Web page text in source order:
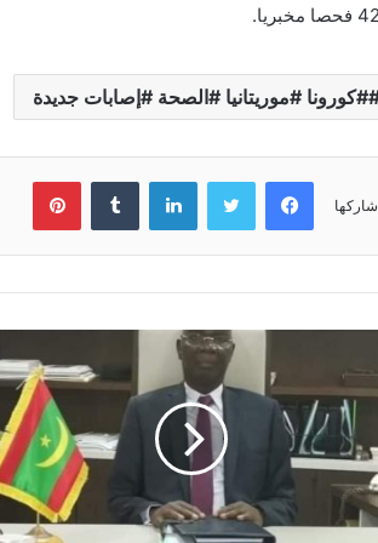
#كورونا #موريتانيا #الصحة #إصابات جديدة
شاركها
فيسبوك تويتر لينكدإن